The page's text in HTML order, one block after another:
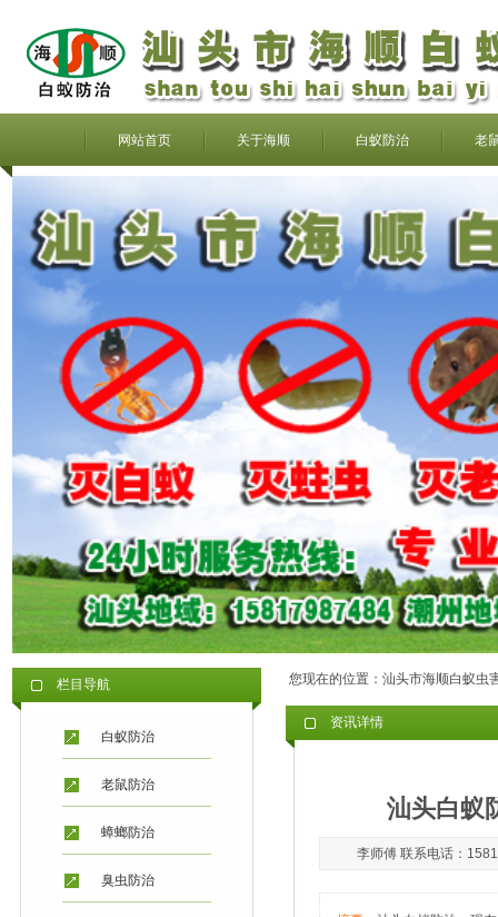
网站首页 关于海顺 白蚁防治 老
栏目导航
白蚁防治
老鼠防治
蟑螂防治
臭虫防治
您现在的位置： 汕头市海顺白蚁虫
资讯详情
汕头白蚁
李师傅 联系电话：